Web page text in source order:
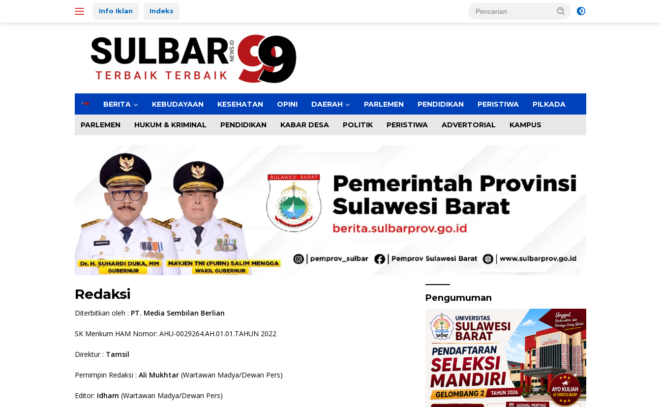
Info Iklan Indeks
H
m
e
BERITA KEBUDAYAAN KESEHATAN OPINI DAERAH PARLEMEN PENDIDIKAN PERISTIWA PILKADA
PARLEMEN HUKUM & KRIMINAL PENDIDIKAN KABAR DESA POLITIK PERISTIWA ADVERTORIAL KAMPUS
Redaksi
Diterbitkan oleh : PT. Media Sembilan Berlian
SK Menkum HAM Nomor: AHU-0029264.AH.01.01.TAHUN 2022
Direktur : Tamsil
Pemimpin Redaksi : Ali Mukhtar (Wartawan Madya/Dewan Pers)
Editor: Idham (Wartawan Madya/Dewan Pers)
Pengumuman